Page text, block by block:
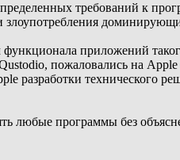
требований к
злоупотребления
приложений
пожаловались на
разработки технического
любые программы без